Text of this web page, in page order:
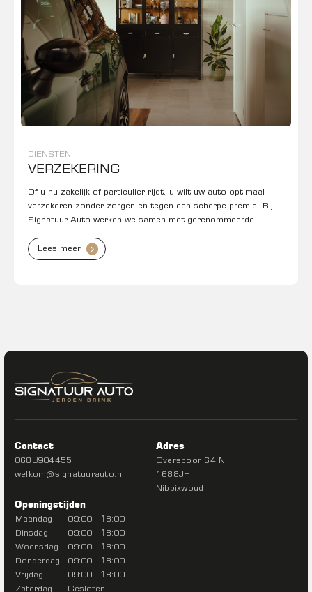
DIENSTEN
VERZEKERING
Of u nu zakelijk of particulier rijdt, u wilt uw auto optimaal
verzekeren zonder zorgen en tegen een scherpe premie. Bij
Signatuur Auto werken we samen met gerenommeerde
Lees meer
.
Contact
0683904455
welkom@signatuurauto.nl
Adres
Overspoor 64 N
1688JH
Nibbixwoud
Openingstijden
Maandag
09:00 - 18:00
Dinsdag
09:00 - 18:00
Woensdag
09:00 - 18:00
Donderdag
09:00 - 18:00
Vrijdag
09:00 - 18:00
Zaterdag
Gesloten